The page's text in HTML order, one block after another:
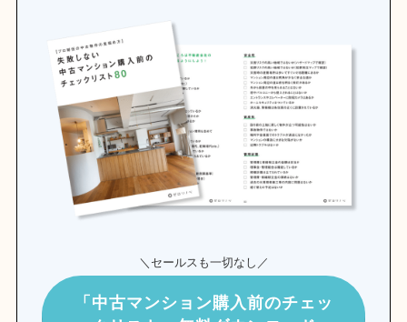
＼セールスも一切なし／
「中古マンション購入前のチェッ